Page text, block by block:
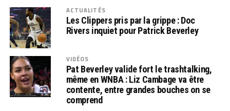
ACTUALITÉS
Les Clippers pris par la grippe : Doc
Rivers inquiet pour Patrick Beverley
VIDÉOS
Pat Beverley valide fort le trashtalking,
même en WNBA : Liz Cambage va être
contente, entre grandes bouches on se
comprend